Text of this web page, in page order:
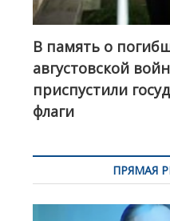
В память о
августовской
приспустили
флаги
ПРЯМАЯ